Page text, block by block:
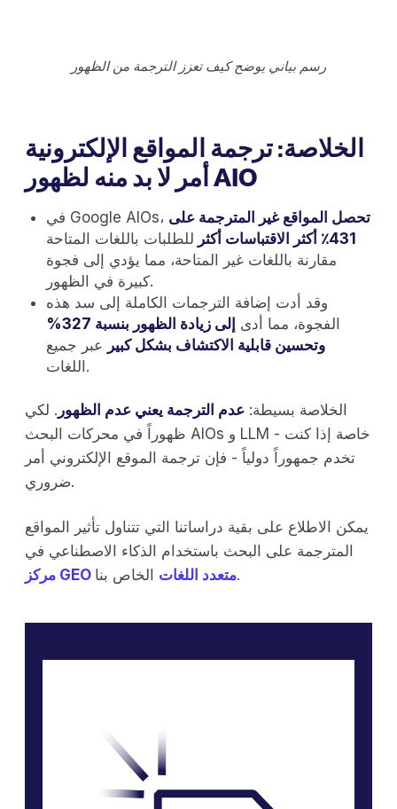
رسم بياني يوضح كيف تعزز الترجمة من الظهور
الخلاصة: ترجمة المواقع الإلكترونية
أمر لا بد منه لظهور AIO
في Google AIOs، تحصل المواقع غير المترجمة على
431٪ أكثر الاقتباسات أكثر
للطلبات باللغات المتاحة
مقارنة باللغات غير المتاحة، مما يؤدي إلى فجوة
كبيرة في الظهور.
وقد أدت إضافة الترجمات الكاملة إلى سد هذه
الفجوة، مما أدى
إلى زيادة الظهور بنسبة 327%
وتحسين قابلية الاكتشاف بشكل كبير عبر جميع
اللغات.
الخلاصة بسيطة: عدم الترجمة يعني عدم الظهور . لكي
ظهوراً في محركات البحث AIOs و LLM - خاصة إذا كنت
تخدم جمهوراً دولياً - فإن ترجمة الموقع الإلكتروني أمر
ضروري.
يمكن الاطلاع على بقية دراساتنا التي تتناول تأثير المواقع
المترجمة على البحث باستخدام الذكاء الاصطناعي في
مركز GEO متعدد اللغاتالخاص بنا.